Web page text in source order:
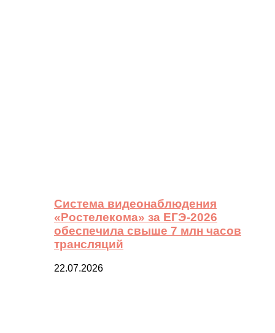
Система видеонаблюдения
«Ростелекома» за ЕГЭ-2026
обеспечила свыше 7 млн часов
трансляций
22.07.2026